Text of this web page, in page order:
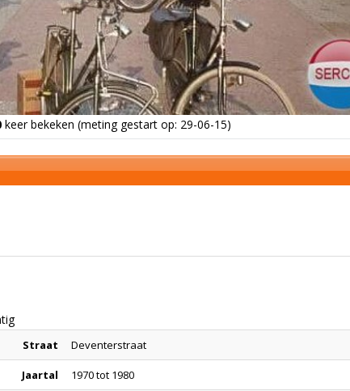
keer bekeken (meting gestart op: 29-06-15)
Straat Deventerstraat
Jaartal 1970 tot 1980